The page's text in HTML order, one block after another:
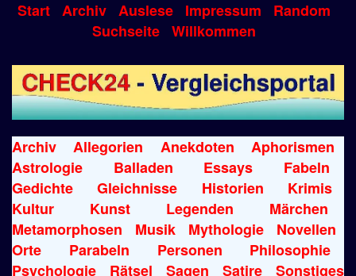
Start Archiv Auslese Impressum
Random
Suchseite Willkommen
Archiv Allegorien Anekdoten
Aphorismen
Astrologie
Balladen Essays
Fabeln
Gedichte
Gleichnisse Historien
Krimis
Kultur
Kunst Legenden
Märchen
Metamorphosen
Musik Mythologie
Novellen
Orte
Parabeln Personen
Philosophie
Psychologie
Rätsel Sagen Satire Sonstiges